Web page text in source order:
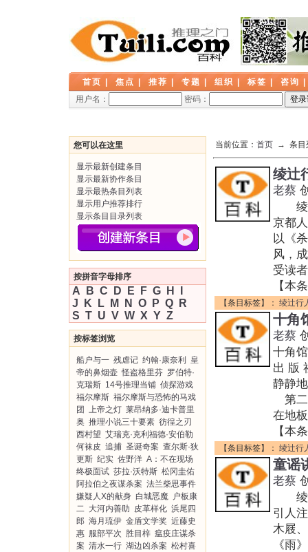
首页 焦点 推荐 专题 组织 标签 咨询
用户名：
密码：
您可以在这里
显示最新创建条目
显示最新协作条目
显示最热条目列表
显示用户推荐排行
显示条目目录列表
按拼音字母排序
A B C D E F G H
J
K L M N O P Q
R
S T U V W X Y Z
按标签浏览
船户与一 残虐记 约翰·康奈利
皇
帝的鼻烟壶 怪盗格里芬 罗伯特·
克瑞斯 14号推理当铺 侦探游戏
福尔摩斯 福尔摩斯与恐怖的马戏
团 上帝之灯 莱昂纳多·迪卡普里
奥 推理小说三十要素 彷徨之刃
西村望 艾瑞克·克利福德·安伯勒
何袜皮 追捕 圣诞奇案 查尔斯·狄
更斯 纪实 佐野洋 A：不在现场
终极面试 莎拉·沃特斯 松冈圭佑
阿拉伯之夜谋杀案 法兰柴思事件
嫌疑人X的献身 白城恶魔 户板康
二 大河内善助 皮革样化 浜尾四
郎 海月琉伊 金盾文学奖 近藤史
惠 服部平次 胜目梓 瘟疫庄谋杀
案 清水一行 湖边凶杀案 松村喜
当前位置： 首页 → 条目
绫辻
老蔡
绫
京都
以《
风，
受读
【本
【条目标签】： 绫辻行
十角
老蔡
十角
出 版
静静
第二
在地
【本
【条目标签】： 绫辻行
童谣
老蔡
绫
引人
木屐
《雨